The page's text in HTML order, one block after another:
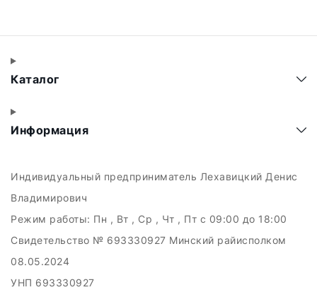
Каталог
Информация
Индивидуальный предприниматель Лехавицкий Денис
Владимирович
Режим работы: Пн , Вт , Ср , Чт , Пт c 09:00 до 18:00
Свидетельство № 693330927 Минский райисполком
08.05.2024
УНП 693330927